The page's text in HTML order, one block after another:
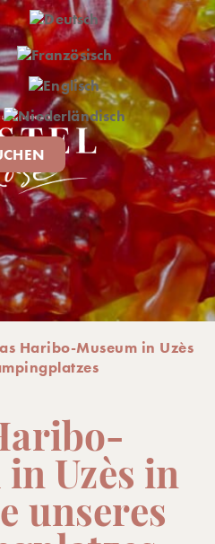
Haribo-Museum in Uzès
Uzès in
unseres